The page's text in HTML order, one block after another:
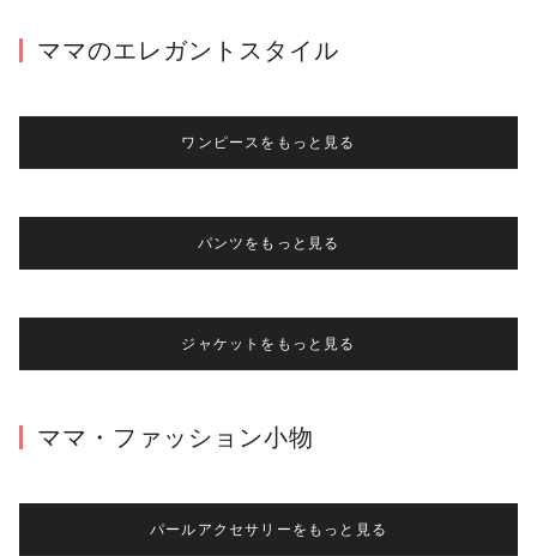
ママのエレガントスタイル
ワンピースをもっと見る
パンツをもっと見る
ジャケットをもっと見る
ママ・ファッション小物
パールアクセサリーをもっと見る